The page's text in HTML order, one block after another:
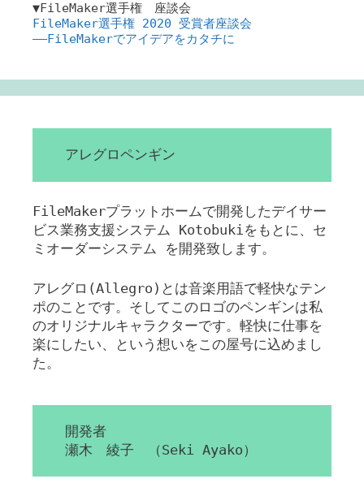
▼FileMaker選手権 座談会
FileMaker選手権 2020 受賞者座談会
――FileMakerでアイデアをカタチに
アレグロペンギン
FileMakerプラットホームで開発したデイサー
ビス業務支援システム Kotobukiをもとに、セ
ミオーダーシステム を開発致します。
アレグロ(Allegro)とは音楽用語で軽快なテン
ポのことです。そしてこのロゴのペンギンは私
のオリジナルキャラクターです。軽快に仕事を
楽にしたい、という想いをこの屋号に込めまし
た。
開発者
瀬木 綾子 （Seki Ayako）